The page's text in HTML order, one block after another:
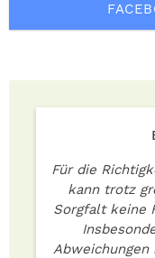
Für die
kann trotz
Sorgfalt keine
Abweichungen